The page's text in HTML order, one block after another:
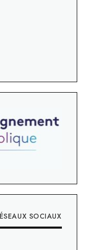
SOCIAUX